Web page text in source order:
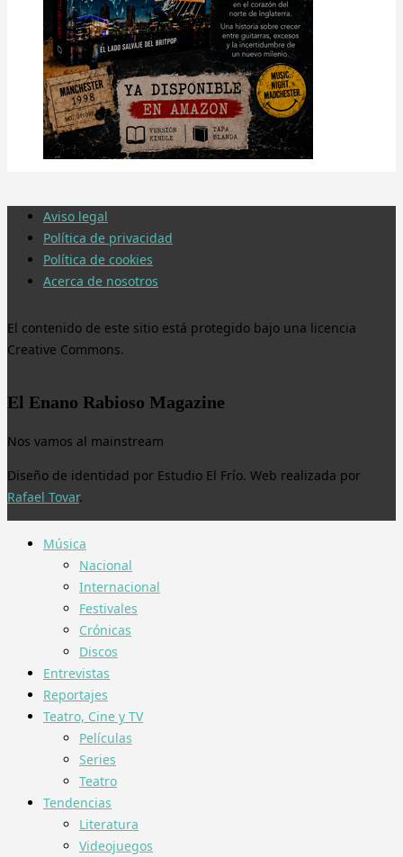
Aviso legal
Política de privacidad
Política de cookies
Acerca de nosotros
El contenido de este sitio está protegido bajo una licencia
Creative Commons.
El Enano Rabioso Magazine
Nos vamos al mainstream
Diseño de identidad por Estudio El Frío. Web realizada por
Rafael Tovar.
Música
Nacional
Internacional
Festivales
Crónicas
Discos
Entrevistas
Reportajes
Teatro, Cine y TV
Películas
Series
Teatro
Tendencias
Literatura
Videojuegos